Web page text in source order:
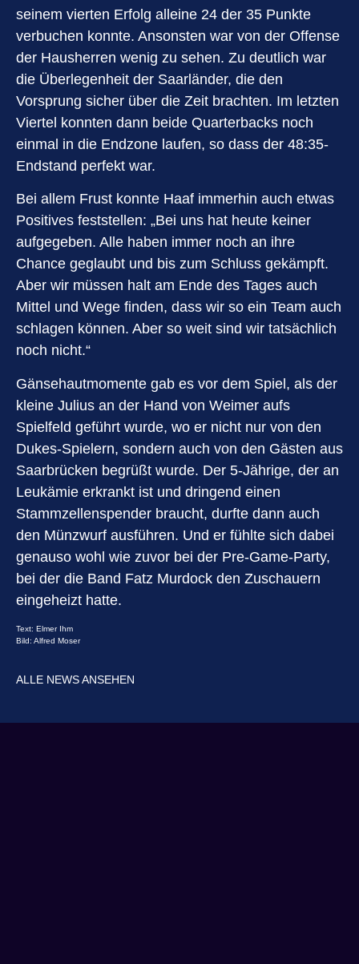
seinem vierten Erfolg alleine 24 der 35 Punkte
verbuchen konnte. Ansonsten war von der Offense
der Hausherren wenig zu sehen. Zu deutlich war
die Überlegenheit der Saarländer, die den
Vorsprung sicher über die Zeit brachten. Im letzten
Viertel konnten dann beide Quarterbacks noch
einmal in die Endzone laufen, so dass der 48:35-
Endstand perfekt war.
Bei allem Frust konnte Haaf immerhin auch etwas
Positives feststellen: „Bei uns hat heute keiner
aufgegeben. Alle haben immer noch an ihre
Chance geglaubt und bis zum Schluss gekämpft.
Aber wir müssen halt am Ende des Tages auch
Mittel und Wege finden, dass wir so ein Team auch
schlagen können. Aber so weit sind wir tatsächlich
noch nicht.“
Gänsehautmomente gab es vor dem Spiel, als der
kleine Julius an der Hand von Weimer aufs
Spielfeld geführt wurde, wo er nicht nur von den
Dukes-Spielern, sondern auch von den Gästen aus
Saarbrücken begrüßt wurde. Der 5-Jährige, der an
Leukämie erkrankt ist und dringend einen
Stammzellenspender braucht, durfte dann auch
den Münzwurf ausführen. Und er fühlte sich dabei
genauso wohl wie zuvor bei der Pre-Game-Party,
bei der die Band Fatz Murdock den Zuschauern
eingeheizt hatte.
Text: Elmer Ihm
Bild: Alfred Moser
ALLE NEWS ANSEHEN